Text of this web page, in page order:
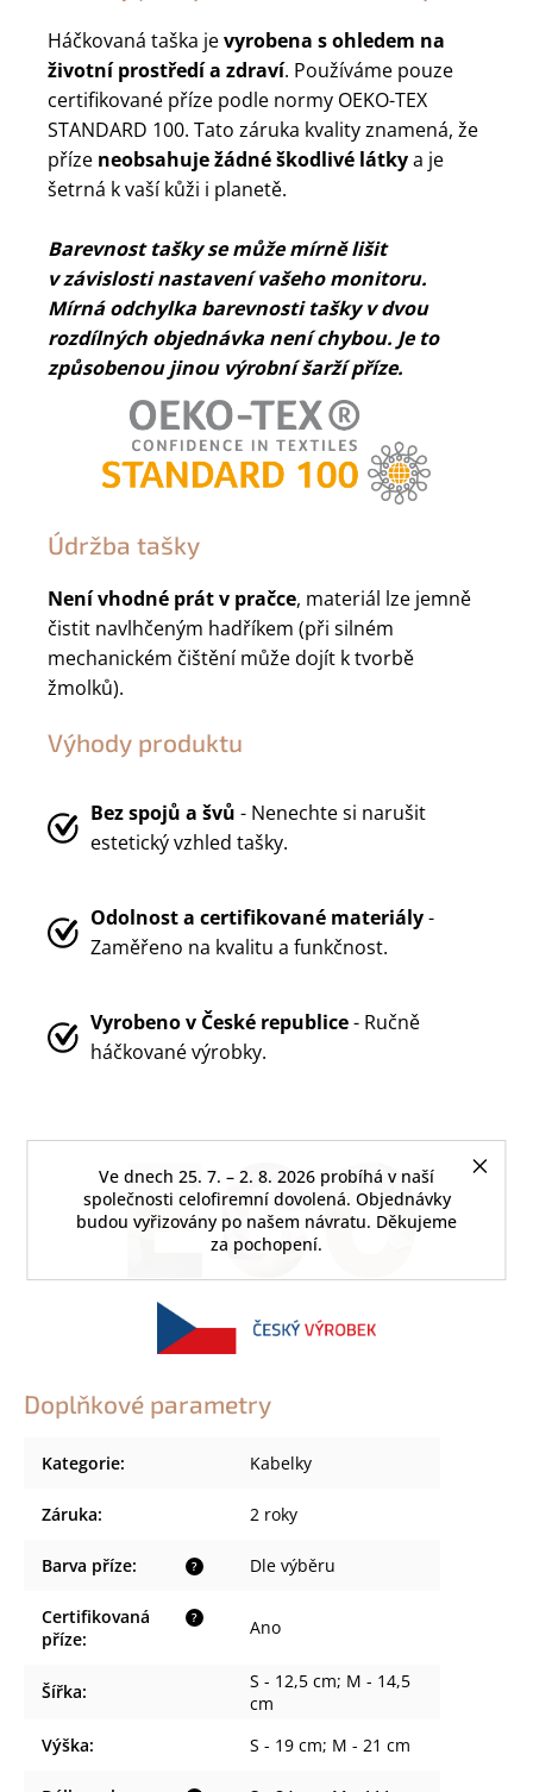
Ve dnech 25. 7. – 2. 8. 2026 probíhá v naší
společnosti celofiremní dovolená. Objednávky
budou vyřizovány po našem návratu. Děkujeme
za pochopení.
Háčkovaná taška jevyrobena s ohledem na
životní prostředí a zdraví. Používáme pouze
certifikované příze podle normy OEKO-TEX
STANDARD 100. Tato záruka kvality znamená, že
příze neobsahuje žádné škodlivé látkya je
šetrná k vaší kůži i planetě.
Barevnost tašky se může mírně lišit
v závislosti nastavení vašeho monitoru.
Mírná odchylka barevnosti tašky v dvou
rozdílných objednávka není chybou. Je to
způsobenou jinou výrobní šarží příze.
Údržba tašky
Není vhodné prát v pračce, materiál lze jemně
čistit navlhčeným hadříkem (při silném
mechanickém čištění může dojít k tvorbě
žmolků).
Výhody produktu
Bez spojů a švů - Nenechte si narušit
estetický vzhled tašky.
Odolnost a certifikované materiály-
Zaměřeno na kvalitu a funkčnost.
Vyrobeno v České republice- Ručně
háčkované výrobky.
Doplňkové parametry
Kategorie: Kabelky
Záruka: 2 roky
?
Barva příze: Dle výběru
?
Certifikovaná
příze:
Ano
Šířka:
S - 12,5 cm; M - 14,5
cm
Výška: S - 19 cm; M - 21 cm